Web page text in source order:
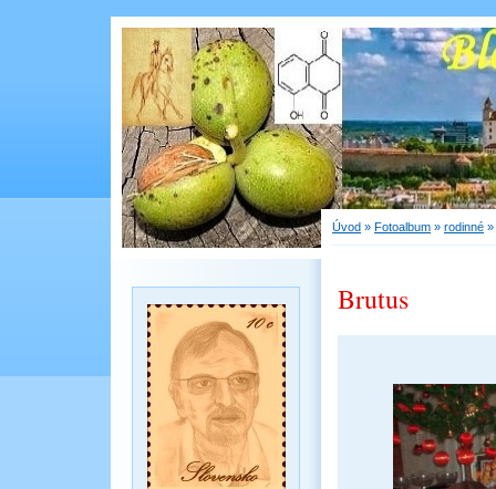
Úvod » Fotoalbum » rodinné »
Brutus